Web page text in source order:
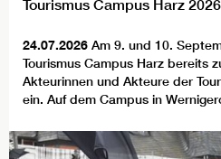
Tourismus Campus Harz 2026
24.07.2026 Am 9. und 10.
Tourismus Campus Harz bereits
Akteurinnen und Akteure der
ein. Auf dem Campus in